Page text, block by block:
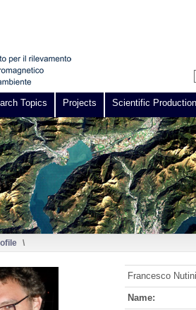
Topics Projects Scientific Production
\
Francesco Nutini
Name: